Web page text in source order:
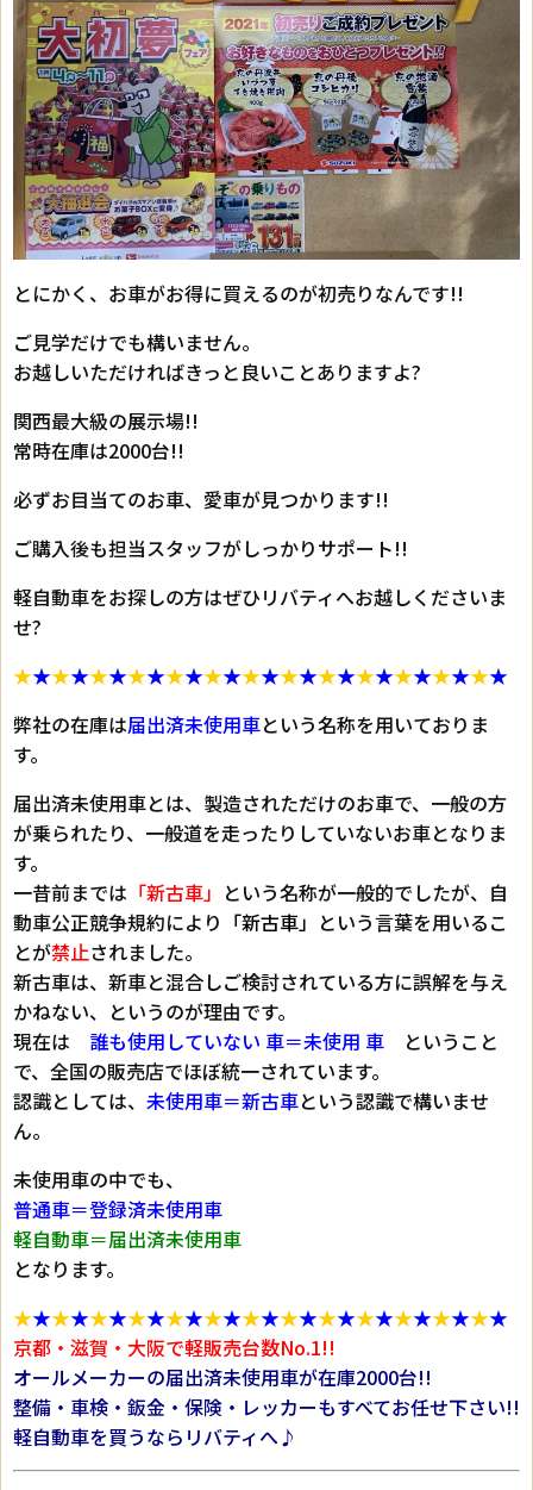
とにかく、お車がお得に買えるのが初売りなんです!!
ご見学だけでも構いません。
お越しいただければきっと良いことありますよ?
関西最大級の展示場!!
常時在庫は2000台!!
必ずお目当てのお車、愛車が見つかります!!
ご購入後も担当スタッフがしっかりサポート!!
軽自動車をお探しの方はぜひリバティへお越しくださいま
せ?
★★★★★★★★★★★★★★★★★★★★★★★★★★
弊社の在庫は届出済未使用車という名称を用いておりま
す。
届出済未使用車とは、製造されただけのお車で、一般の方
が乗られたり、一般道を走ったりしていないお車となりま
す。
一昔前までは 「新古車」 という名称が一般的でしたが、自
動車公正競争規約により 「新古車」 という言葉を用いるこ
とが禁止されました。
新古車は、新車と混合しご検討されている方に誤解を与え
かねない、というのが理由です。
現在は 誰も使用していない 車＝未使用 車 ということ
で、全国の販売店でほぼ統一されています。
認識としては、 未使用車＝新古車という認識で構いませ
ん。
未使用車の中でも、
普通車＝登録済未使用車
軽自動車＝届出済未使用車
となります。
★★★★★★★★★★★★★★★★★★★★★★★★★★
京都・滋賀・大阪で軽販売台数No.1!!
オールメーカーの届出済未使用車が在庫2000台!!
整備・車検・鈑金・保険・レッカーもすべてお任せ下さい!!
軽自動車を買うならリバティへ♪